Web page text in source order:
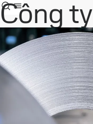
Công ty